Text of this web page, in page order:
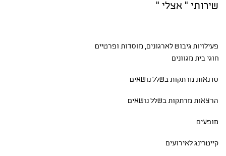
שירותי " אצלי "
פעילויות גיבושלארגונים, מוסדות ופרטיים
חוגי בית מגוונים
סדנאות מרתקות בשלל נושאים
הרצאות מרתקות בשלל נושאים
מופעים
קייטרינג לאירועים